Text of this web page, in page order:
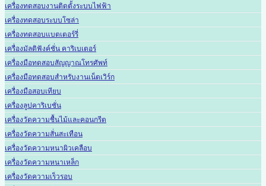
เครื่องทดสอบงานติดตั้งระบบไฟฟ้า
เครื่องทดสอบระบบโซล่า
เครื่องทดสอบแบตเตอร์รี่
เครื่องมัลติฟังค์ชั่น คาริเบเตอร์
เครื่องมือทดสอบสัญญาณโทรศัพท์
เครื่องมือทดสอบสำหรับงานเน็ตเวิร์ก
เครื่องมือสอบเทียบ
เครื่องลูปคาริเบชั่น
เครื่องวัดความชื้นไม้และคอนกรีต
เครื่องวัดความสั่นสะเทือน
เครื่องวัดความหนาผิวเคลือบ
เครื่องวัดความหนาเหล็ก
เครื่องวัดความเร็วรอบ